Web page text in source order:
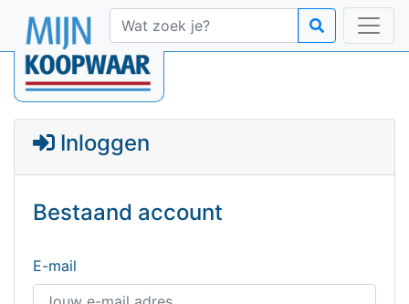
Inloggen
Bestaand account
E-mail